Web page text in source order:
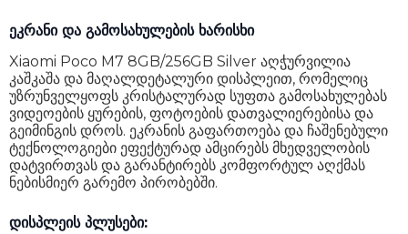
ყურსასმენის ინტერფეისი
სტერეო ხმა
კომპლექტაცია თანდართული კაბელი
Wi-Fi Wi-Fi 802.11 a/b/g/n/ac
Bluetooth
GPS
კომპასი
ეკრანი და გამოსახულების ხარისხი
Xiaomi Poco M7 8GB/256GB Silver აღჭურვილია
კაშკაშა და მაღალდეტალური დისპლეით, რომელიც
უზრუნველყოფს კრისტალურად სუფთა გამოსახულებას
ვიდეოების ყურების, ფოტოების დათვალიერებისა და
გეიმინგის დროს. ეკრანის გაფართოება და ჩაშენებული
ტექნოლოგიები ეფექტურად ამცირებს მხედველობის
დატვირთვას და გარანტირებს კომფორტულ აღქმას
ნებისმიერ გარემო პირობებში.
დისპლეის პლუსები: